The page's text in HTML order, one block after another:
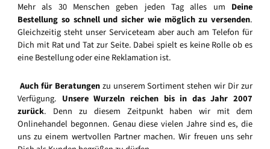
Mehr als 30 Menschen geben jeden Tag alles um Deine
Bestellung so schnell und sicher wie möglich zu versenden.
Gleichzeitig steht unser Serviceteam aber auch am Telefon für
Dich mit Rat und Tat zur Seite. Dabei spielt es keine Rolle ob es
eine Bestellung oder eine Reklamation ist.
Auch für Beratungenzu unserem Sortiment stehen wir Dir zur
Verfügung. Unsere Wurzeln reichen bis in das Jahr 2007
zurück. Denn zu diesem Zeitpunkt haben wir mit dem
Onlinehandel begonnen. Genau diese vielen Jahre sind es, die
uns zu einem wertvollen Partner machen. Wir freuen uns sehr